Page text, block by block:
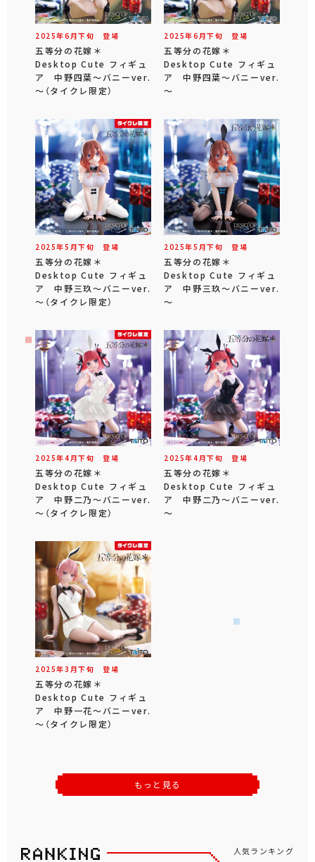
2025年6 月下旬 登場
五等分の花嫁＊
Desktop Cute フィギュ
ア 中野四葉～バニーver.
～（タイクレ限定）
2025年6 月下旬 登場
五等分の花嫁＊
Desktop Cute フィギュ
ア 中野四葉～バニーver.
～
2025年5 月下旬 登場
五等分の花嫁＊
Desktop Cute フィギュ
ア 中野三玖～バニーver.
～（タイクレ限定）
2025年5 月下旬 登場
五等分の花嫁＊
Desktop Cute フィギュ
ア 中野三玖～バニーver.
～
2025年4 月下旬 登場
五等分の花嫁＊
Desktop Cute フィギュ
ア 中野二乃～バニーver.
～（タイクレ限定）
2025年4 月下旬 登場
五等分の花嫁＊
Desktop Cute フィギュ
ア 中野二乃～バニーver.
～
2025年3 月下旬 登場
五等分の花嫁＊
Desktop Cute フィギュ
ア 中野一花～バニーver.
～（タイクレ限定）
もっと見る
人気ランキング